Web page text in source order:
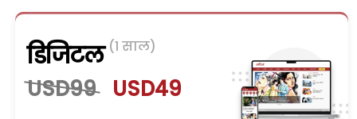
डिजिटल (1 साल)
USD99 USD49